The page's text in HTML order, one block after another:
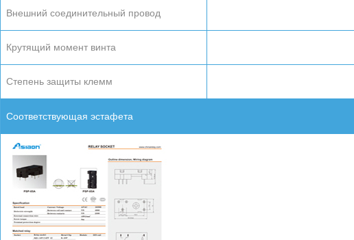
Внешний соединительный провод
Крутящий момент винта
Степень защиты клемм
Соответствующая эстафета